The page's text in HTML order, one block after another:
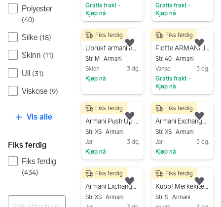
Polyester
(40)
Silke (18)
Skinn (11)
Ull (31)
Viskose (9)
Vis alle
Fiks ferdig
Fiks ferdig
(434)
Gratis frakt •
Kjøp nå
Gratis frakt •
Kjøp nå
400 kr
Ubrukt armani hettegenser
Str. M
Armani
Skien
3 dg.
Kjøp nå
Fiks ferdig
Legg til som favoritt.
Gå til annonsen
450 kr
Flotte ARMANI Jeans/jegging str. EU 38/40, S/M selges
Str. 40 Armani
Vanse
3 dg.
Gratis frakt •
Kjøp nå
Fiks ferdig
300 kr
Armani Push Up Jeans dame W26 blå denim XS
Str. XS Armani
Jar
3 dg.
Kjøp nå
Fiks ferdig
Legg til som favoritt.
200 kr
Armani Exchange Denimbukse Grå XS W26
Str. XS Armani
Jar
3 dg.
Kjøp nå
Fiks ferdig
250 kr
Armani Exchange Denimbukser Blå XS W26
Str. XS Armani
Fiks ferdig
Legg til som favoritt.
400 kr
Kupp! Merkeklær nypris opptil 2799kr, selges 400kr per stk!
Str. S Armani
Fiks ferdig